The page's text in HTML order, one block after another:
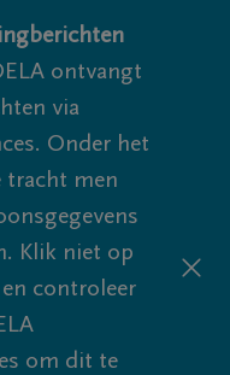
ontvangt
via
Onder het
tracht men
Klik niet op
controleer
om dit te